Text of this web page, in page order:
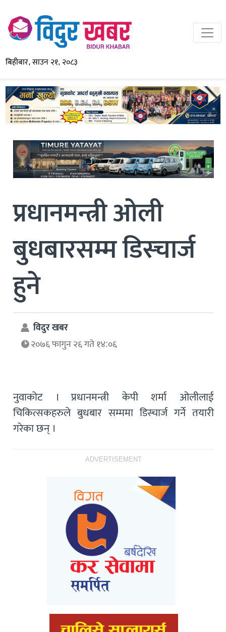
बिहीबार, साउन २१, २०८३
प्रधानमन्त्री ओली
बुधबारसम्म डिस्चार्ज
हुने
विदुर खबर
२०७६ फागुन २६ गते १४:०६
नुवाकोट । प्रधानमन्त्री केपी शर्मा ओलीलाई
चिकित्सकहरुले बुधबार सम्ममा डिस्चार्ज गर्ने तयारी
गरेका छन् ।
ADVERTISEMENT